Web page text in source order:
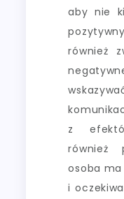
aby nie
również
z
również
osoba
i